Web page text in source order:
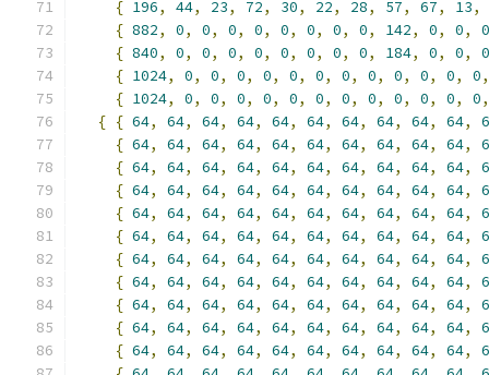
{ 196, 44, 23, 72, 30, 22, 28, 57, 67, 13,
{ 882, 0, 0, 0, 0, 0, 0, 0, 0, 142, 0, 0,
0
{ 840, 0, 0, 0, 0, 0, 0, 0, 0, 184, 0, 0,
0
{ 1024, 0, 0, 0, 0, 0, 0, 0, 0, 0, 0, 0, 0,
{ 1024, 0, 0, 0, 0, 0, 0, 0, 0, 0, 0, 0, 0,
{ { 64, 64, 64, 64, 64, 64, 64, 64, 64, 64,
{ 64, 64, 64, 64, 64, 64, 64, 64, 64, 64,
{ 64, 64, 64, 64, 64, 64, 64, 64, 64, 64,
{ 64, 64, 64, 64, 64, 64, 64, 64, 64, 64,
{ 64, 64, 64, 64, 64, 64, 64, 64, 64, 64,
{ 64, 64, 64, 64, 64, 64, 64, 64, 64, 64,
{ 64, 64, 64, 64, 64, 64, 64, 64, 64, 64,
{ 64, 64, 64, 64, 64, 64, 64, 64, 64, 64,
{ 64, 64, 64, 64, 64, 64, 64, 64, 64, 64,
{ 64, 64, 64, 64, 64, 64, 64, 64, 64, 64,
{ 64, 64, 64, 64, 64, 64, 64, 64, 64, 64,